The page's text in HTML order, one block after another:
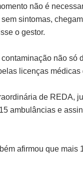
não é
sintomas,
o gestor.
não
licenças médicas
de REDA,
ambulâncias e
afirmou que